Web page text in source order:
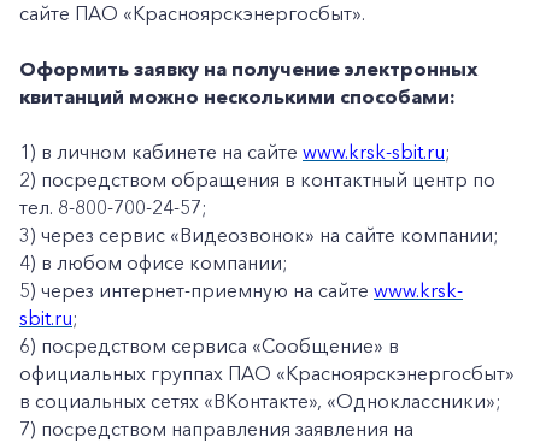
сайте ПАО «Красноярскэнергосбыт».
Оформить заявку на получение электронных
квитанций можно несколькими способами:
1) в личном кабинете на сайте www.krsk-sbit.ru;
2) посредством обращения в контактный центр по
тел. 8-800-700-24-57;
3) через сервис «Видеозвонок» на сайте компании;
4) в любом офисе компании;
5) через интернет-приемную на сайте www.krsk-
sbit.ru;
6) посредством сервиса «Сообщение» в
официальных группах ПАО «Красноярскэнергосбыт»
в социальных сетях «ВКонтакте», «Одноклассники»;
7) посредством направления заявления на